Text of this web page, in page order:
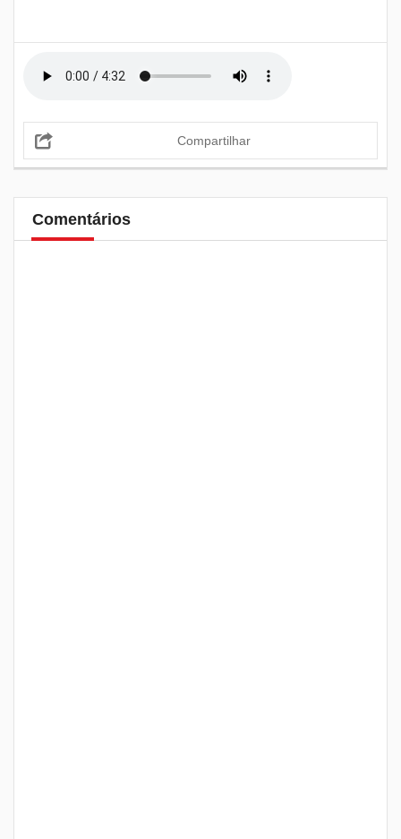
Compartilhar
Comentários